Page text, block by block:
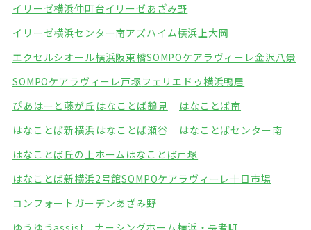
イリーゼ横浜仲町台イリーゼあざみ野
イリーゼ横浜センター南アズハイム横浜上大岡
エクセルシオール横浜阪東橋SOMPOケアラヴィーレ金沢八景
SOMPOケアラヴィーレ戸塚フェリエドゥ横浜鴨居
ぴあはーと藤が丘 はなことば鶴見
はなことば南
はなことば新横浜 はなことば瀬谷
はなことばセンター南
はなことば丘の上ホーム はなことば戸塚
はなことば新横浜2号館SOMPOケアラヴィーレ十日市場
コンフォートガーデンあざみ野
ゆうゆうassist ナーシングホーム横浜・長者町